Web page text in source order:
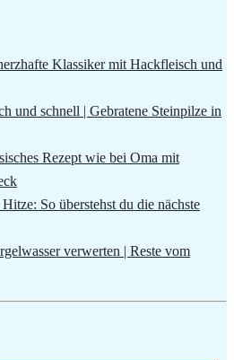
Klassiker mit Hackfleisch und
und schnell | Gebratene Steinpilze in
Rezept wie bei Oma mit
So überstehst du die nächste
verwerten | Reste vom